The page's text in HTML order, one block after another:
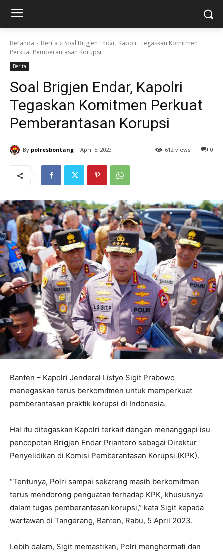
Beranda Berita
Soal Brigjen Endar, Kapolri Tegaskan Komitmen
Perkuat Pemberantasan Korupsi
Berita
Soal Brigjen Endar, Kapolri
Tegaskan Komitmen Perkuat
Pemberantasan Korupsi
By polresbontang April 5, 2023 0
612 views
Banten – Kapolri Jenderal Listyo Sigit Prabowo
menegaskan terus berkomitmen untuk memperkuat
pemberantasan praktik korupsi di Indonesia.
Hal itu ditegaskan Kapolri terkait dengan menanggapi isu
pencopotan Brigjen Endar Priantoro sebagai Direktur
Penyelidikan di Komisi Pemberantasan Korupsi (KPK).
“Tentunya, Polri sampai sekarang masih berkomitmen
terus mendorong penguatan terhadap KPK, khususnya
dalam tugas pemberantasan korupsi,” kata Sigit kepada
wartawan di Tangerang, Banten, Rabu, 5 April 2023.
Lebih dalam, Sigit memastikan, Polri menghormati dan